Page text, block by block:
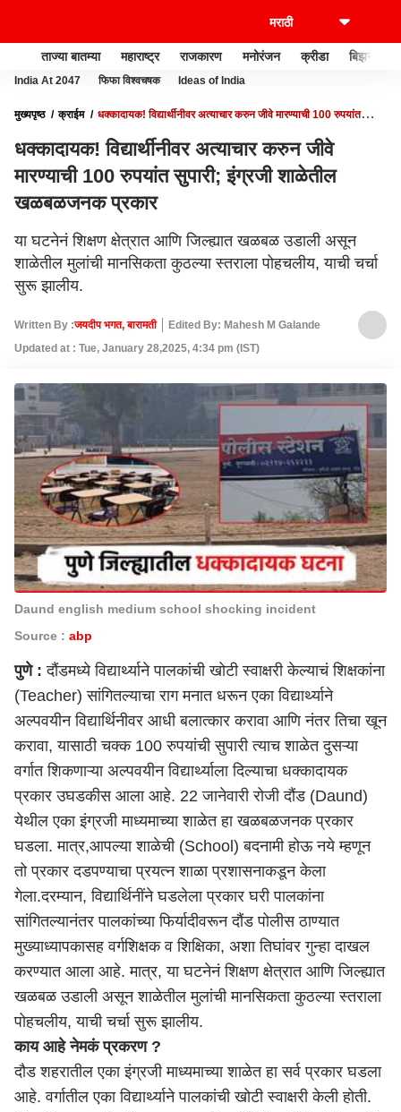
ताज्या बातम्या महाराष्ट्र राजकारण मनोरंजन क्रीडा बिझनेस
India At 2047 फिफा विश्वचषक Ideas of India
मुख्यपृष्ठ क्राईम
धक्कादायक! विद्यार्थीनीवर अत्याचार करुन जीवे मारण्याची 100 रुपयांत
धक्कादायक! विद्यार्थीनीवर अत्याचार करुन जीवे
मारण्याची 100 रुपयांत सुपारी; इंग्रजी शाळेतील
खळबळजनक प्रकार
या घटनेनं शिक्षण क्षेत्रात आणि जिल्ह्यात खळबळ उडाली असून
शाळेतील मुलांची मानसिकता कुठल्या स्तराला पोहचलीय, याची चर्चा
सुरू झालीय.
Written By :जयदीप भगत, बारामती
Edited By: Mahesh M Galande
Updated at : Tue, January 28,2025, 4:34 pm (IST)
Daund english medium school shocking incident
Source : abp
पुणे: दौंडमध्ये विद्यार्थ्याने पालकांची खोटी स्वाक्षरी केल्याचंशिक्षकांना
(Teacher) सांगितल्याचा राग मनात धरून एका विद्यार्थ्याने
अल्पवयीन विद्यार्थिनीवर आधी बलात्कार करावा आणि नंतर तिचा खून
करावा, यासाठी चक्क 100 रुपयांची सुपारी त्याच शाळेत दुसऱ्या
वर्गात शिकणाऱ्या अल्पवयीन विद्यार्थ्याला दिल्याचा धक्कादायक
प्रकार उघडकीस आला आहे. 22 जानेवारी रोजीदौंड (Daund)
येथील एका इंग्रजी माध्यमाच्या शाळेत हा खळबळजनक प्रकार
घडला. मात्र,आपल्याशाळेची (School) बदनामी होऊ नये म्हणून
तो प्रकार दडपण्याचा प्रयत्न शाळा प्रशासनाकडून केला
गेला.दरम्यान, विद्यार्थिनींने घडलेला प्रकार घरी पालकांना
सांगितल्यानंतर पालकांच्या फिर्यादीवरून दौंड पोलीस ठाण्यात
मुख्याध्यापकासह वर्गशिक्षक व शिक्षिका, अशा तिघांवर गुन्हा दाखल
करण्यात आला आहे. मात्र, या घटनेनं शिक्षण क्षेत्रात आणि जिल्ह्यात
खळबळ उडाली असून शाळेतील मुलांची मानसिकता कुठल्या स्तराला
पोहचलीय, याची चर्चा सुरू झालीय.
काय आहे नेमकं प्रकरण ?
दौड शहरातील एका इंग्रजी माध्यमाच्या शाळेत हा सर्व प्रकार घडला
आहे. वर्गातील एका विद्यार्थ्याने पालकांची खोटी स्वाक्षरी केली होती.